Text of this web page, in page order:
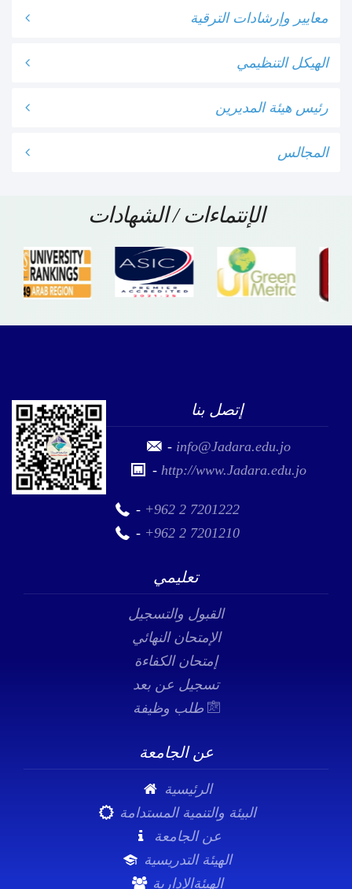
معايير وإرشادات الترقية
الهيكل التنظيمي
رئيس هيئة المديرين
المجالس
الإنتماءات / الشهادات
إتصل بنا
- info@Jadara.edu.jo
- http://www.Jadara.edu.jo
- +962 2 7201222
- +962 2 7201210
تعليمي
القبول والتسجيل
الإمتحان النهائي
إمتحان الكفاءة
تسجيل عن بعد
عن الجامعة
الرئيسية
البيئة والتنمية المستدامة
عن الجامعة
الهيئة التدريسية
الهيئةالإدارية